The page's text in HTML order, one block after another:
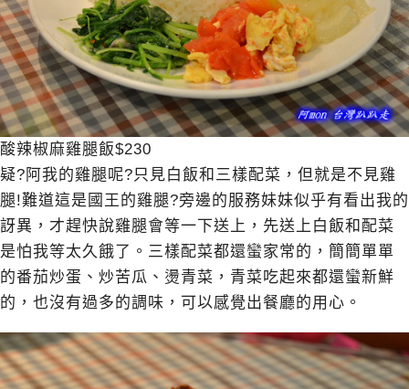
酸辣椒麻雞腿飯$230
疑?阿我的雞腿呢?只見白飯和三樣配菜，但就是不見雞
腿!難道這是國王的雞腿?旁邊的服務妹妹似乎有看出我的
訝異，才趕快說雞腿會等一下送上，先送上白飯和配菜
是怕我等太久餓了。三樣配菜都還蠻家常的，簡簡單單
的番茄炒蛋、炒苦瓜、燙青菜，青菜吃起來都還蠻新鮮
的，也沒有過多的調味，可以感覺出餐廳的用心。